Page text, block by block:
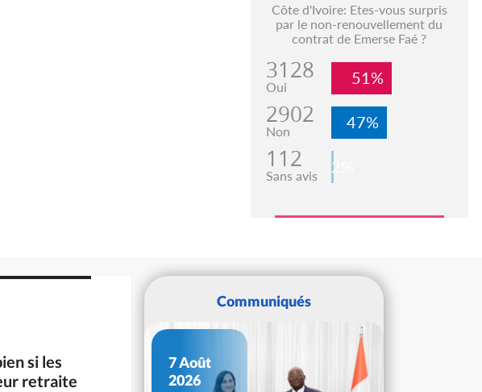
Côte d'Ivoire: Etes-vous surpris
par le non-renouvellement du
contrat de Emerse Faé ?
3128
Oui 51%
2902
Non 47%
112
Sans avis 2%
si les
retraite
Communiqués
7 Août
2026